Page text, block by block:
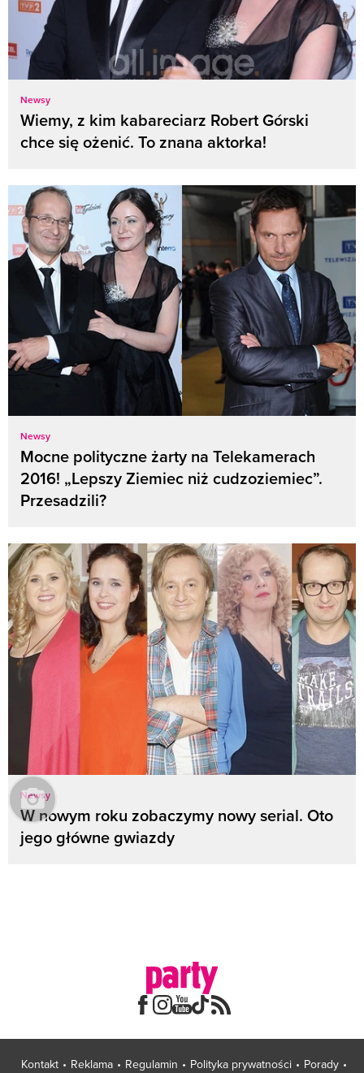
Newsy
Wiemy, z kim kabareciarz Robert Górski
chce się ożenić. To znana aktorka!
Newsy
Mocne polityczne żarty na Telekamerach
2016! „Lepszy Ziemiec niż cudzoziemiec”.
Przesadzili?
Newsy
W nowym roku zobaczymy nowy serial. Oto
jego główne gwiazdy
Kontakt Reklama Regulamin Polityka prywatności
Porady